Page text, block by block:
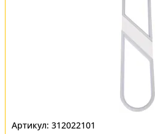
312022101